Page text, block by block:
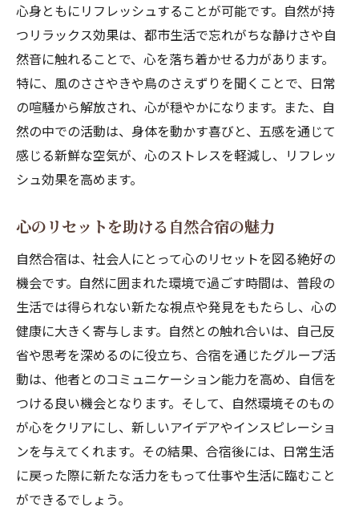
心身ともにリフレッシュすることが可能です。自然が持
つリラックス効果は、都市生活で忘れがちな静けさや自
然音に触れることで、心を落ち着かせる力があります。
特に、風のささやきや鳥のさえずりを聞くことで、日常
の喧騒から解放され、心が穏やかになります。また、自
然の中での活動は、身体を動かす喜びと、五感を通じて
感じる新鮮な空気が、心のストレスを軽減し、リフレッ
シュ効果を高めます。
心のリセットを助ける自然合宿の魅力
自然合宿は、社会人にとって心のリセットを図る絶好の
機会です。自然に囲まれた環境で過ごす時間は、普段の
生活では得られない新たな視点や発見をもたらし、心の
健康に大きく寄与します。自然との触れ合いは、自己反
省や思考を深めるのに役立ち、合宿を通じたグループ活
動は、他者とのコミュニケーション能力を高め、自信を
つける良い機会となります。そして、自然環境そのもの
が心をクリアにし、新しいアイデアやインスピレーショ
ンを与えてくれます。その結果、合宿後には、日常生活
に戻った際に新たな活力をもって仕事や生活に臨むこと
ができるでしょう。